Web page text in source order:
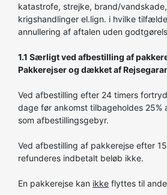
katastrofe, strejke, brand/
krigshandlinger el.lign. i hvilke
annullering af aftalen uden
1.1 Særligt ved afbestilling af
Pakkerejser og dækket af
Ved afbestilling efter 24 timers
dage før ankomst tilbageholdes 25%
som afbestillingsgebyr.
Ved afbestilling af pakkerejse efter
refunderes indbetalt beløb ikke.
En pakkerejse kan ikke flyttes til